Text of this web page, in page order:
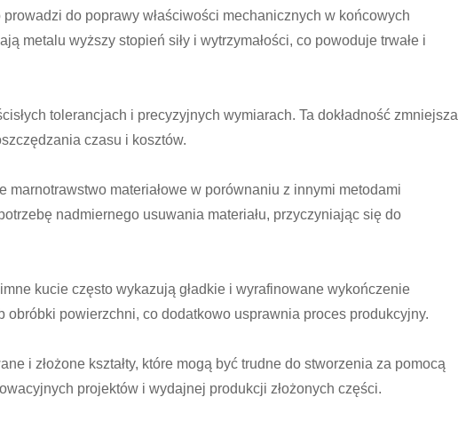
do poprawy właściwości mechanicznych w końcowych
metalu wyższy stopień siły i wytrzymałości, co powoduje trwałe i
tolerancjach i precyzyjnych wymiarach. Ta dokładność zmniejsza
czasu i kosztów.
materiałowe w porównaniu z innymi metodami
nadmiernego usuwania materiału, przyczyniając się do
kucie często wykazują gładkie i wyrafinowane wykończenie
powierzchni, co dodatkowo usprawnia proces produkcyjny.
i złożone kształty, które mogą być trudne do stworzenia za pomocą
projektów i wydajnej produkcji złożonych części.